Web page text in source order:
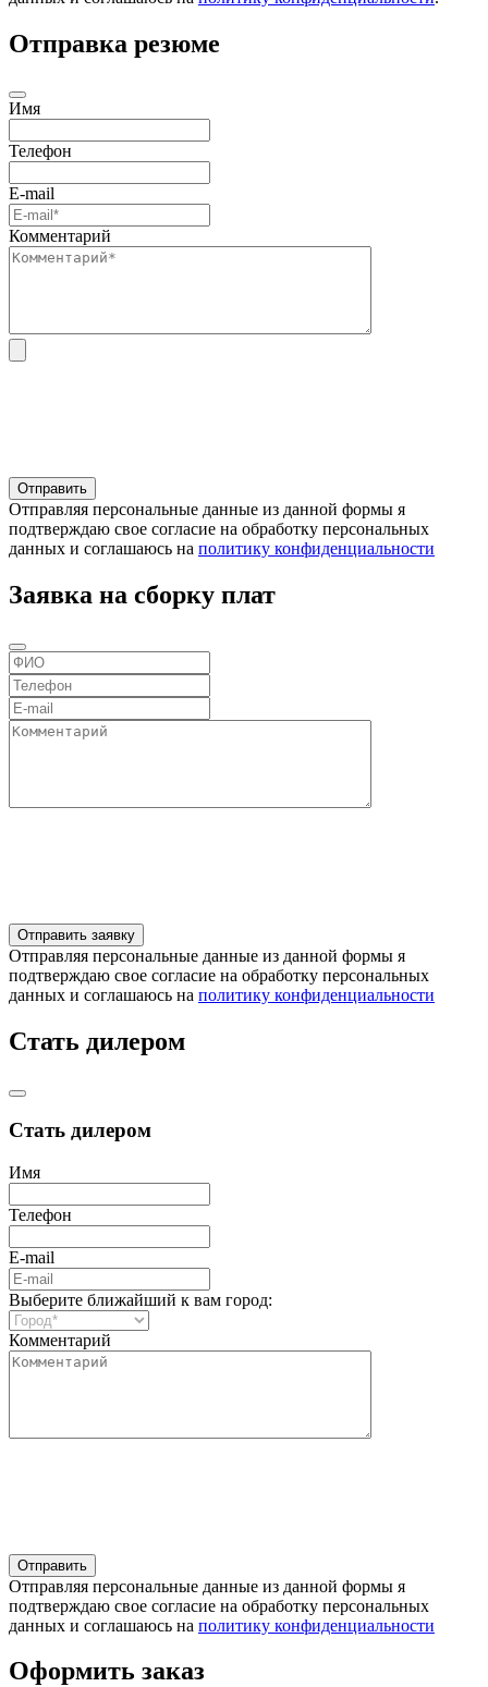
Отправка резюме
Имя
Телефон
E-mail
Комментарий
Отправляя персональные данные из данной формы я
подтверждаю свое согласие на обработку персональных
данных и соглашаюсь на политику конфиденциальности
Заявка на сборку плат
Отправляя персональные данные из данной формы я
подтверждаю свое согласие на обработку персональных
данных и соглашаюсь на политику конфиденциальности
Стать дилером
Стать дилером
Имя
Телефон
E-mail
Выберите ближайший к вам город:
Комментарий
Отправляя персональные данные из данной формы я
подтверждаю свое согласие на обработку персональных
данных и соглашаюсь на политику конфиденциальности
Оформить заказ